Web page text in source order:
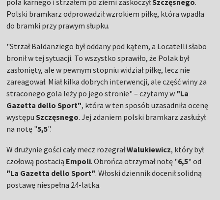
pola karnego i strzałem po ziemi zaskoczyłSzczęsnego.
Polski bramkarz odprowadził wzrokiem piłkę, która wpadła
do bramki przy prawym słupku.
"Strzał Baldanziego był oddany pod kątem, a Locatelli słabo
bronił w tej sytuacji. To wszystko sprawiło, że Polak był
zasłonięty, ale w pewnym stopniu widział piłkę, lecz nie
zareagował. Miał kilka dobrych interwencji, ale część winy za
straconego gola leży po jego stronie" – czytamy w "La
Gazetta dello Sport", która w ten sposób uzasadniła ocenę
występuSzczęsnego. Jej zdaniem polski bramkarz zasłużył
na notę "5,5".
W drużynie gości cały mecz rozegrałWalukiewicz, który był
czołową postacią Empoli. Obrońca otrzymał notę "6,5" od
"La Gazetta dello Sport". Włoski dziennik docenił solidną
postawę niespełna 24-latka.